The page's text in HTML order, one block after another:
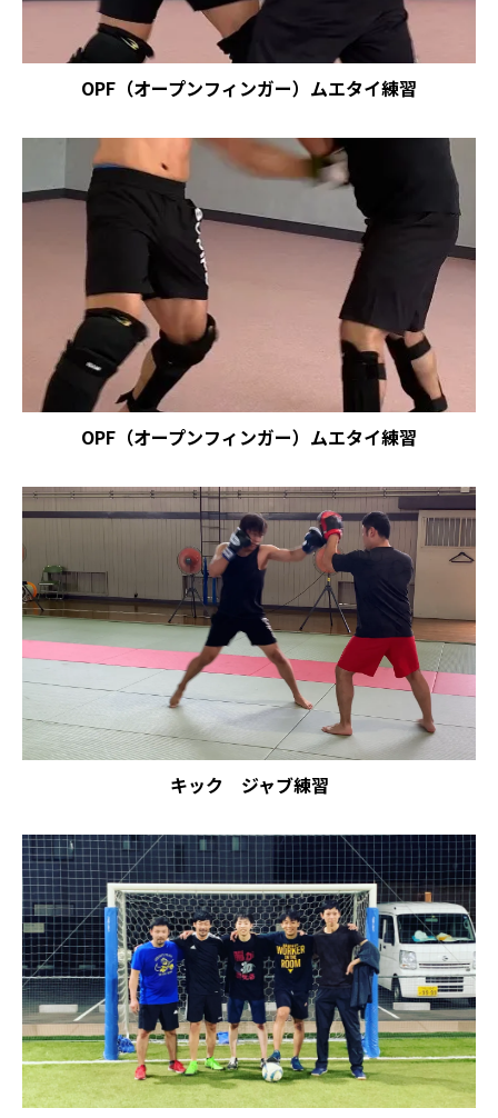
OPF（オープンフィンガー）ムエタイ練習
OPF（オープンフィンガー）ムエタイ練習
キック ジャブ練習